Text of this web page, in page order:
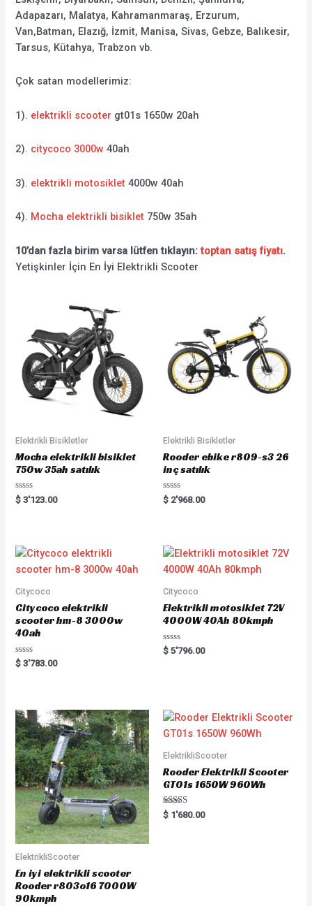
Adapazarı, Malatya, Kahramanmaraş, Erzurum,
Van,Batman, Elazığ, İzmit, Manisa, Sivas, Gebze, Balıkesir,
Tarsus, Kütahya, Trabzon vb.
Çok satan modellerimiz:
1). elektrikli scooter gt01s 1650w 20ah
2). citycoco 3000w 40ah
3). elektrikli motosiklet 4000w 40ah
4). Mocha elektrikli bisiklet 750w 35ah
10’dan fazla birim varsa lütfen tıklayın:toptan satış fiyatı.
Yetişkinler İçin En İyi Elektrikli Scooter
Elektrikli Bisikletler
Mocha elektrikli bisiklet
750w 35ah satılık
Rated
0
$ 3'123.00
Elektrikli Bisikletler
Rooder ebike r809-s3 26
inç satılık
Rated
0
$ 2'968.00
Citycoco
Citycoco elektrikli
scooter hm-8 3000w
40ah
Rated
0
$ 3'783.00
Citycoco
Elektrikli motosiklet 72V
4000W 40Ah 80kmph
Rated
0
$ 5'796.00
ElektrikliScooter
En iyi elektrikli scooter
Rooder r803o16 7000W
90kmph
ElektrikliScooter
Rooder Elektrikli Scooter
GT01s 1650W 960Wh
Rated
5.00
$ 1'680.00